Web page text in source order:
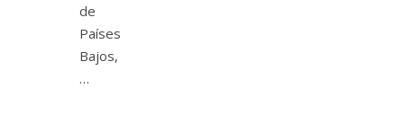
de
Países
Bajos,
…